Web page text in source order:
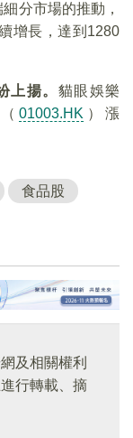
分市場的推動，
增長，達到1280
上揚。 貓眼娛樂
01003.HK ）漲
食品股
及相關權利
行轉載、摘